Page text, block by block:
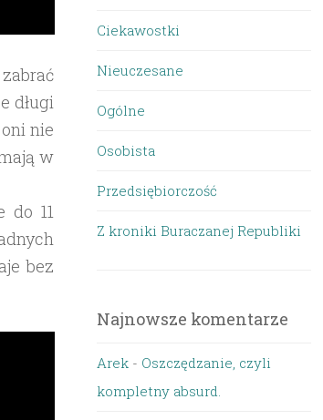
długi
nie
w
do 11
bez
Ciekawostki
Nieuczesane
Ogólne
Osobista
Przedsiębiorczość
Z kroniki Buraczanej Republiki
Najnowsze komentarze
Arek - Oszczędzanie, czyli
kompletny absurd.